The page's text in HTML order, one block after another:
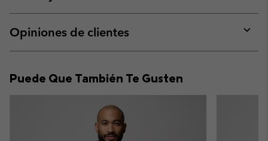
or
Opiniones de clientes
or
Puede Que También Te Gusten